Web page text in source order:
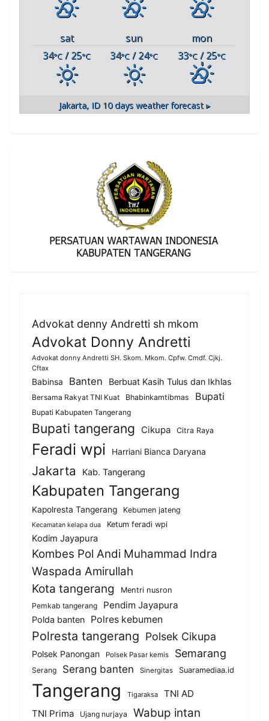
sat sun
mon
34°C / 25°C 34°C / 24°C 33°C/ 25°C
Jakarta, ID 10 days weather forecast ▸
Advokat denny Andretti sh mkom
Advokat Donny Andretti
Advokat donny Andretti SH. Skom. Mkom. Cpfw. Cmdf. Cjkj.
Cftax
Babinsa Banten Berbuat Kasih Tulus dan Ikhlas
Bersama Rakyat TNI Kuat Bhabinkamtibmas Bupati
Bupati Kabupaten Tangerang
Bupati tangerang Cikupa Citra Raya
Feradi wpi Harriani Bianca Daryana
Jakarta Kab. Tangerang
Kabupaten Tangerang
Kapolresta Tangerang Kebumen jateng
Kecamatan kelapa dua Ketum feradi wpi
Kodim Jayapura
Kombes Pol Andi Muhammad Indra
Waspada Amirullah
Kota tangerang
Mentri nusron
Pemkab tangerang
Pendim Jayapura
Polda banten Polres kebumen
Polresta tangerang Polsek Cikupa
Polsek Panongan Polsek Pasar kemis Semarang
Serang Serang banten Sinergitas Suaramediaa.id
Tangerang Tigaraksa
TNI AD
TNI Prima
Ujang nurjaya Wabup intan